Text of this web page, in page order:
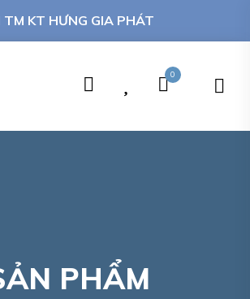
KT HƯNG GIA PHÁT
0
PHẨM